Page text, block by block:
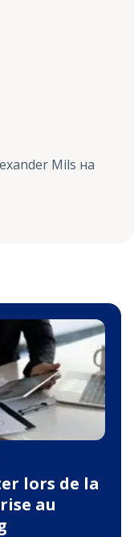
Mils на
lors de la
au